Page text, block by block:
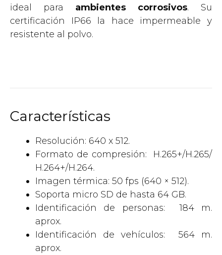
ideal para ambientes corrosivos. Su
certificación IP66 la hace impermeable y
resistente al polvo.
Características
Resolución: 640 x 512.
Formato de compresión: H.265+/H.265/
H.264+/H.264.
Imagen térmica: 50 fps (640 × 512).
Soporta micro SD de hasta 64 GB.
Identificación de personas: 184 m.
aprox.
Identificación de vehículos: 564 m.
aprox.